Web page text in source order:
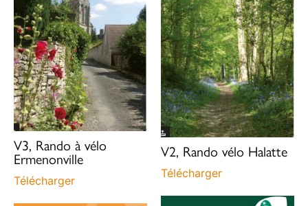
V3, Rando à vélo
Ermenonville
Télécharger
V2, Rando vélo Halatte
Télécharger